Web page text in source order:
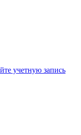
учетную запись